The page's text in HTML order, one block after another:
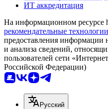
ИТ аккредитация
На информационном ресурсе
рекомендательные технологии
предоставления информации
и анализа сведений,
пользователей сети
Российской Федерации)
Русский